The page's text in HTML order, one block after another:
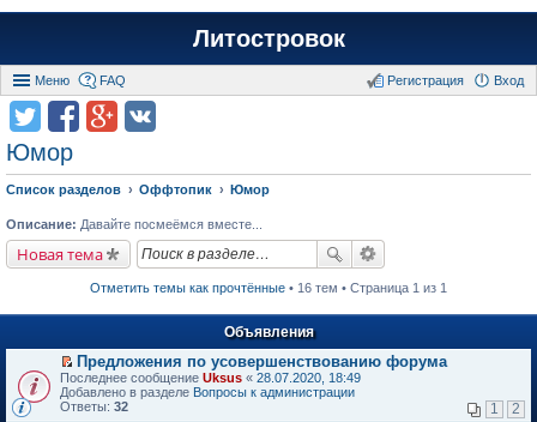
Литостровок
Меню FAQ Вход
Регистрация
Юмор
Список разделов Оффтопик Юмор
Описание: Давайте посмеёмся вместе...
Новая тема
Отметить темы как прочтённые • 16 тем • Страница 1 из 1
Объявления
П
е
р
Предложения по усовершенствованию форума
Последнее сообщение Uksus « 28.07.2020, 18:49
Добавлено в разделе Вопросы к администрации
Ответы: 32 1 2